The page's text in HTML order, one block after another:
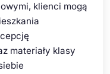
klienci mogą
materiały klasy